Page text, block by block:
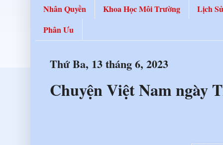
Nhân Quyền
Khoa Học Môi Trường
Lịch
Phân Ưu
Thứ Ba, 13 tháng 6, 2023
Chuyện Việt Nam ngày